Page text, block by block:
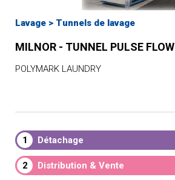
Lavage > Tunnels de lavage
MILNOR - TUNNEL PULSE FLOW
POLYMARK LAUNDRY
1 Détachage
2 Distribution & Vente